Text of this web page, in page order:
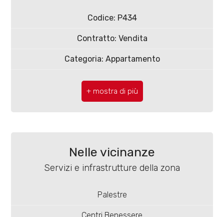
Codice: P434
Contratto: Vendita
Categoria: Appartamento
CAP: 86100
Comune: Campobasso
Nelle vicinanze
Servizi e infrastrutture della zona
Palestre